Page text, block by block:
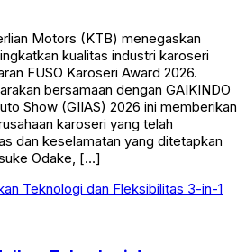
Motors (KTB) menegaskan
kualitas industri karoseri
FUSO Karoseri Award 2026.
bersamaan dengan GAIKINDO
Show (GIIAS) 2026 ini memberikan
karoseri yang telah
dan keselamatan yang ditetapkan
Odake, […]